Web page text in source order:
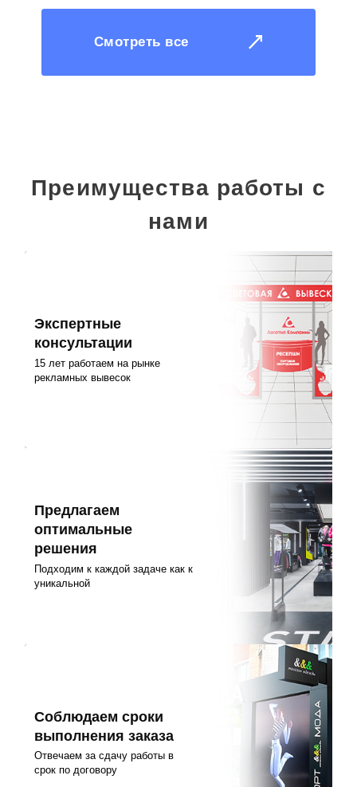
Смотреть все
Преимущества работы с
нами
Экспертные
консультации
15 лет работаем на рынке
рекламных вывесок
Предлагаем
оптимальные
решения
Подходим к каждой задаче как к
уникальной
Соблюдаем сроки
выполнения заказа
Отвечаем за сдачу работы в
срок по договору